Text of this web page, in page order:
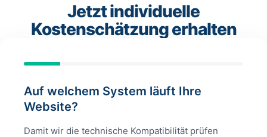
Jetzt individuelle
Kostenschätzung erhalten
Auf welchem System läuft Ihre
Website?
Damit wir die technische Kompatibilität prüfen